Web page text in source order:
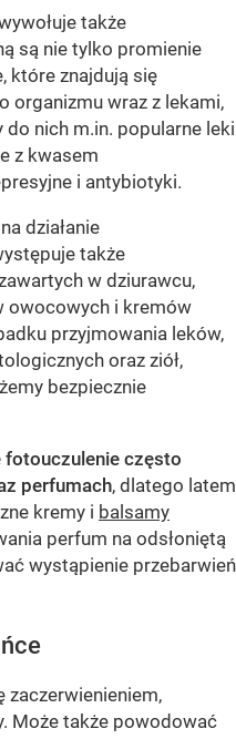
także
są nie tylko promienie
które znajdują się
organizmu wraz z lekami,
nich m.in. popularne leki
z kwasem
i antybiotyki.
działanie
także
w dziurawcu,
owocowych i kremów
przyjmowania leków,
oraz ziół,
bezpiecznie
fotouczulenie często
perfumach, dlatego latem
kremy i balsamy
perfum na odsłoniętą
wystąpienie przebarwień
zaczerwienieniem,
Może także powodować